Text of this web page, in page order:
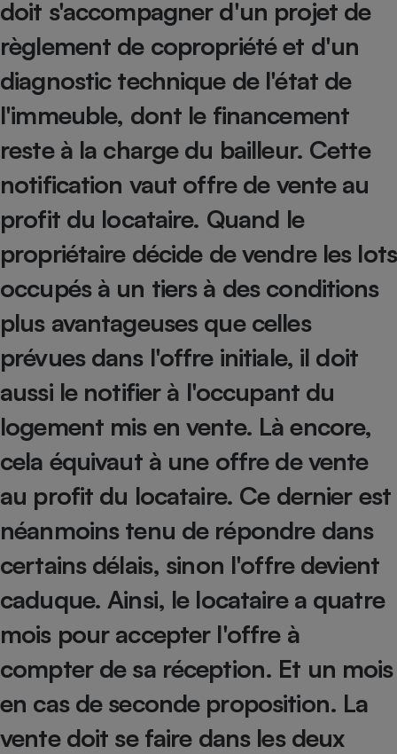
doit s'accompagner d'un projet de
règlement de copropriété et d'un
diagnostic technique de l'état de
l'immeuble, dont le financement
reste à la charge du bailleur. Cette
notification vaut offre de vente au
profit du locataire. Quand le
propriétaire décide de vendre les lots
occupés à un tiers à des conditions
plus avantageuses que celles
prévues dans l'offre initiale, il doit
aussi le notifier à l'occupant du
logement mis en vente. Là encore,
cela équivaut à une offre de vente
au profit du locataire. Ce dernier est
néanmoins tenu de répondre dans
certains délais, sinon l'offre devient
caduque. Ainsi, le locataire a quatre
mois pour accepter l'offre à
compter de sa réception. Et un mois
en cas de seconde proposition. La
vente doit se faire dans les deux
Complément
alimentaire
bouteille
Assurance emprunteur
Petit électroménager -
Lave-linge
Plaque de cuisson à
induction
Climatiseur -
Ventilateur
Téléviseur
Téléphone mobile -
Smartphone
Antivirus
Radiateur électrique
Climatiseur -
Ventilateur
Mutuelle
Antimoustique